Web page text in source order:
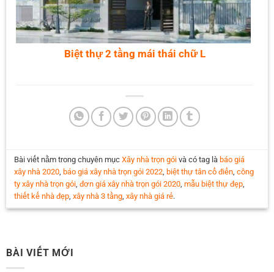
Biệt thự 2 tầng mái thái chữ L
Bài viết nằm trong chuyên mục Xây nhà trọn góivà có tag là báo giá
xây nhà 2020, báo giá xây nhà trọn gói 2022, biệt thự tân cổ điển, công
ty xây nhà trọn gói, đơn giá xây nhà trọn gói 2020, mẫu biệt thự đẹp,
thiết kế nhà đẹp, xây nhà 3 tầng, xây nhà giá rẻ.
BÀI VIẾT MỚI